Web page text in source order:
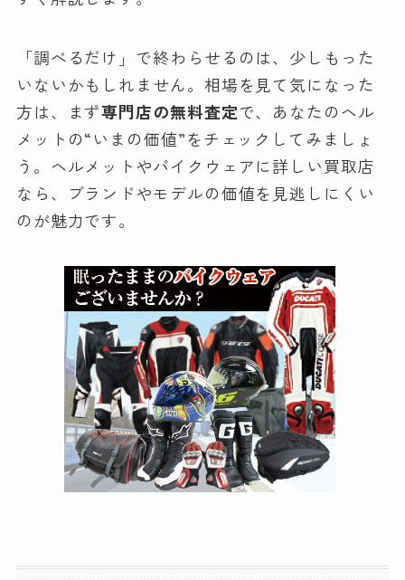
「調べるだけ」で終わらせるのは、少しもった
いないかもしれません。相場を見て気になった
方は、まず専門店の無料査定で、あなたのヘル
メットの“いまの価値”をチェックしてみましょ
う。ヘルメットやバイクウェアに詳しい買取店
なら、ブランドやモデルの価値を見逃しにくい
のが魅力です。